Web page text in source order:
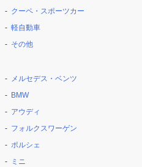
クーペ・スポーツカー
軽自動車
その他
メルセデス・ベンツ
BMW
アウディ
フォルクスワーゲン
ポルシェ
ミニ